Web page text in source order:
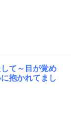
て～目が覚め
抱かれてまし